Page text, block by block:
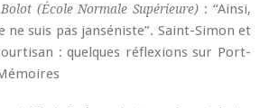
(École Normale Supérieure) : “Ainsi,
ne suis pas janséniste”. Saint-Simon et
: quelques réflexions sur Port-